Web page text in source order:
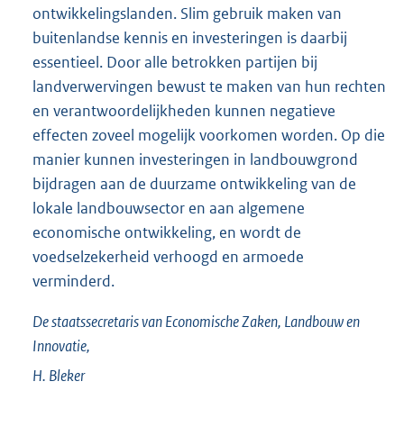
ontwikkelingslanden. Slim gebruik maken van
buitenlandse kennis en investeringen is daarbij
essentieel. Door alle betrokken partijen bij
landverwervingen bewust te maken van hun rechten
en verantwoordelijkheden kunnen negatieve
effecten zoveel mogelijk voorkomen worden. Op die
manier kunnen investeringen in landbouwgrond
bijdragen aan de duurzame ontwikkeling van de
lokale landbouwsector en aan algemene
economische ontwikkeling, en wordt de
voedselzekerheid verhoogd en armoede
verminderd.
De staatssecretaris van Economische Zaken, Landbouw en
Innovatie,
H. Bleker